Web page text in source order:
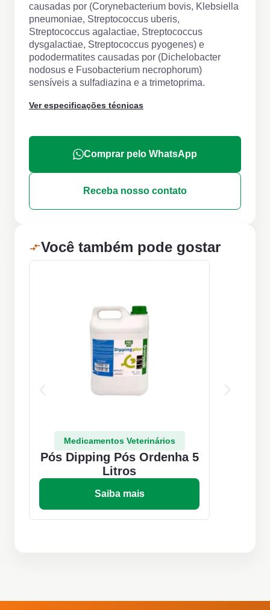
causadas por (Corynebacterium bovis, Klebsiella
pneumoniae, Streptococcus uberis,
Streptococcus agalactiae, Streptococcus
dysgalactiae, Streptococcus pyogenes) e
pododermatites causadas por (Dichelobacter
nodosus e Fusobacterium necrophorum)
sensíveis a sulfadiazina e a trimetoprima.
Ver especificações técnicas
Comprar pelo WhatsApp
Receba nosso contato
Você também pode gostar
Medicamentos Veterinários
Pós Dipping Pós Ordenha 5
Litros
Saiba mais